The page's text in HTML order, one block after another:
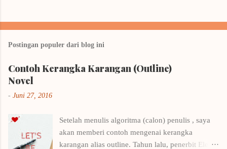
Postingan populer dari blog ini
Contoh Kerangka Karangan (Outline)
Novel
- Juni 27, 2016
Setelah menulis algoritma (calon) penulis , saya
akan memberi contoh mengenai kerangka
karangan alias outline. Tahun lalu, penerbit Elex